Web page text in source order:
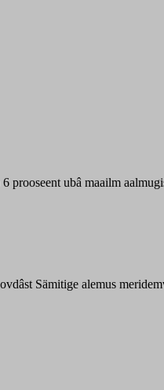
6 prooseent ubâ maailm
Sämitige alemus